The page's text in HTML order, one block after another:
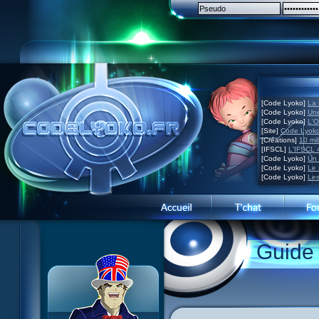
[Code Lyoko] La
[Code Lyoko]
[Code Lyoko]
[Site] Code
[Créations] 10
[IFSCL] L'IFSCL
[Code Lyoko] Un
[Code Lyoko] Le
[Code Lyoko]
6 Cruel dilemme
7 Problème d'image
10 Créature de rêve
11 Enragés